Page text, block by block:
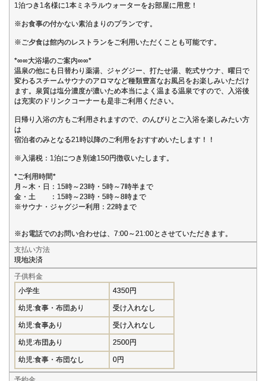
1泊つき1名様に1本ミネラルウォーターをお部屋に用意！
※お食事の付かない素泊まりのプランです。
※ご夕食は館内のレストランをご利用いただくことも可能です。
*∞∞大浴場のご案内∞∞*
温泉の他にも日替わり薬湯、ジャグジー、打たせ湯、乾式サウナ、曜日で
変わるスチームサウナのアロマなど種類豊富なお風呂をお楽しみいただけ
ます。泉質は塩分濃度が濃いため本当によく温まる温泉ですので、入浴後
は充実のドリンクコーナーも是非ご利用ください。
日帰り入浴の方もご利用されますので、のんびりとご入浴を楽しみたい方
は
宿泊者のみとなる21時以降のご利用をおすすめいたします！！
※入湯税：1泊につき別途150円徴収いたします。
*ご利用時間*
月～木・日：15時～23時・5時～7時半まで
金・土 ：15時～23時・5時～8時まで
※サウナ・ジャグジー利用：22時まで
※お電話でのお問い合わせは、7:00～21:00とさせていただきます。
支払い方法
現地決済
子供料金
小学生
4350円
幼児:食事・布団あり 受け入れなし
幼児:食事あり 受け入れなし
幼児:布団あり 2500円
幼児:食事・布団なし 0円